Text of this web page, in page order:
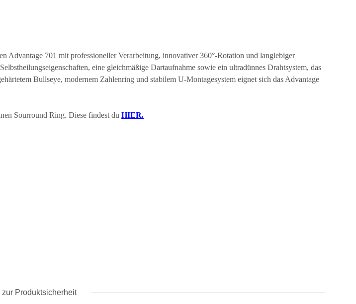
Advantage 701 mit professioneller Verarbeitung, innovativer 360°-Rotation und langlebiger
eine gleichmäßige Dartaufnahme sowie ein ultradünnes Drahtsystem, das
Bullseye, modernem Zahlenring und stabilem U-Montagesystem eignet sich das Advantage
Sourround Ring. Diese findest du HIER.
Produktsicherheit